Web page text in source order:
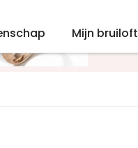
Mijn bruiloft